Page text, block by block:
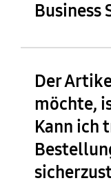
Business
Der
möchte,
Kann ich